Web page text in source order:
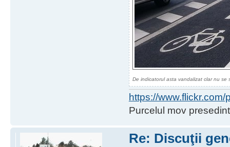
De indicatorul asta vandalizat clar nu se
https://
Purcelul mov
Re: Discuţii